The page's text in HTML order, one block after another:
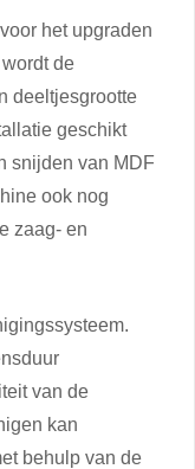
het upgraden
de
deeltjesgrootte
geschikt
snijden van MDF
ook nog
zaag- en
van de
kan
behulp van de